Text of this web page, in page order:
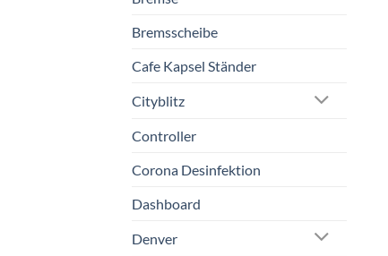
Bremsscheibe
Cafe Kapsel Ständer
Cityblitz
Controller
Corona Desinfektion
Dashboard
Denver